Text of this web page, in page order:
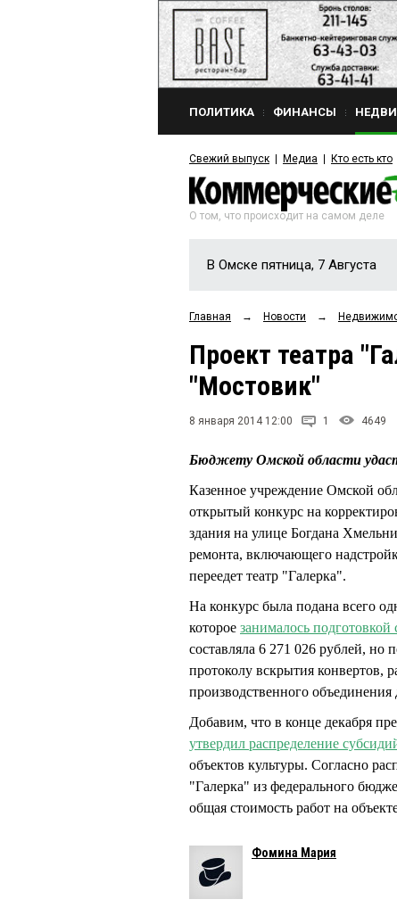
ПОЛИТИКА ФИНАНСЫ
Свежий выпуск Медиа Кто есть кто
О том, что происходит на самом деле
В Омске пятница, 7 Августа
Главная → Новости →
Проект театра
"Мостовик"
8 января 2014 12:00 1 4649
Бюджету Омской области
Казенное учреждение Омской
открытый конкурс на
здания на улице Богдана
ремонта, включающего
переедет театр "Галерка".
На конкурс была подана всего
которое занималось подготовкой
составляла 6 271 026 рублей, но
протоколу вскрытия конвертов,
производственного
Добавим, что в конце декабря
утвердил распределение
объектов культуры. Согласно
"Галерка" из федерального
общая стоимость работ на
Фомина Мария